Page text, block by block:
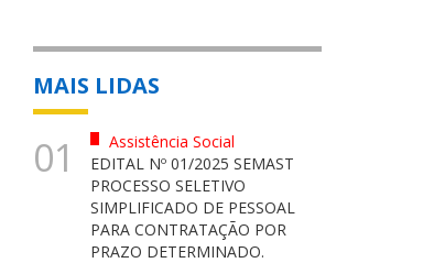
MAIS LIDAS
01
Assistência Social
EDITAL Nº 01/2025 SEMAST
PROCESSO SELETIVO
SIMPLIFICADO DE PESSOAL
PARA CONTRATAÇÃO POR
PRAZO DETERMINADO.